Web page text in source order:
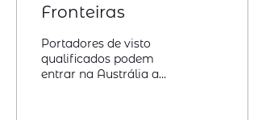
Fronteiras
Portadores de visto
qualificados podem
entrar na Austrália a